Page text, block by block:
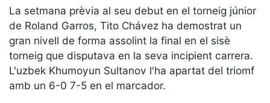
Fundació
Serveis
Instal·lacions
Preguntes
Freqüents
La setmana prèvia al seu debut en el torneig júnior
de Roland Garros, Tito Chávez ha demostrat un
gran nivell de forma assolint la final en el sisè
torneig que disputava en la seva incipient carrera.
L'uzbek Khumoyun Sultanov l'ha apartat del triomf
amb un 6-0 7-5 en el marcador.